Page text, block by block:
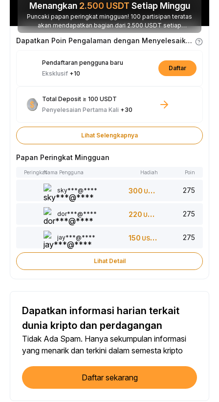
Menangkan 2.500 USDT Setiap Minggu
Puncaki papan peringkat mingguan! 100 partisipan teratas
akan mendapatkan bagian dari 2.500 USDT setiap
minggunya.
Dapatkan Poin Pengalaman dengan Menyelesaikan Tugas
Pendaftaran pengguna baru
Eksklusif +10
Daftar
Total Deposit ≥ 100 USDT
Penyelesaian Pertama Kali +30
Lihat Selengkapnya
Papan Peringkat Mingguan
PeringkatNama Pengguna Hadiah Poin
sky***@**** 300 USDT 275
dor***@**** 220 USDT 275
jay***@**** 150 USDT 275
Lihat Detail
Dapatkan informasi harian terkait
dunia kripto dan perdagangan
Tidak Ada Spam. Hanya sekumpulan informasi
yang menarik dan terkini dalam semesta kripto
Daftar sekarang